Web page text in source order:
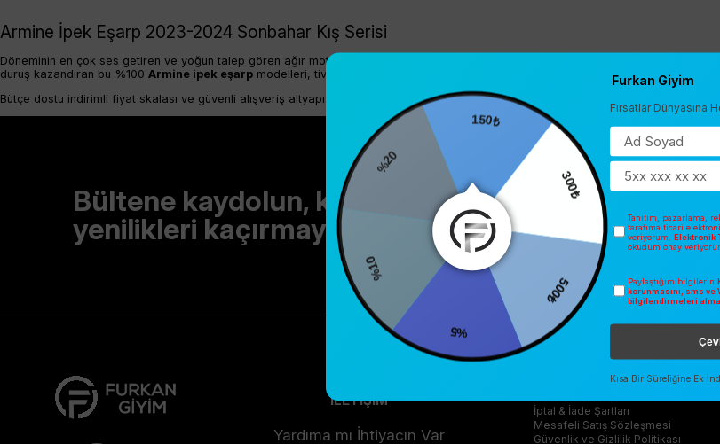
Armine İpek Eşarp 2023-2024 Sonbahar Kış Serisi
Döneminin en çok ses getiren ve yoğun talep gören ağır motiflerini barındıran
duruş kazandıran bu %100 Armine ipek eşarp modelleri, tivil dokumasının sunduğu dik duruşla gün boyu şeklini korur.
Bütçe dostu indirimli fiyat skalası ve güvenli alışveriş altyapısıyla bu özel seriyi hemen online sipariş edin!
Bültene kaydolun, kampanya ve
yenilikleri kaçırmayın!
İLETİŞİM
Yardıma mı İhtiyacın Var
BİLGİLENDİRME
İptal & İade Şartları
Mesafeli Satış Sözleşmesi
Güvenlik ve Gizlilik Politikası
150₺
300₺
500₺
%5
%10
%20
Furkan Giyim
Fırsatlar Dünyasına
Tanıtım, pazarlama,
tarafıma ticari
veriyorum. Elektronik
okudum onay
Paylaştığım bilgilerin
korunmasını, sms ve
bilgilendirmeleri
Kısa Bir Süreliğine Ek